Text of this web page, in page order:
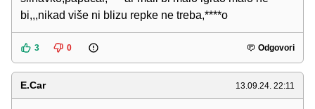
bi,,,nikad više ni blizu repke ne treba,****o
3 0 Odgovori
E.Car 13.09.24. 22:11